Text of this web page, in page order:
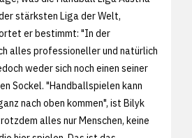
stärksten Liga der Welt,
er bestimmt: "In der
alles professioneller und natürlich
weder sich noch einen seiner
Sockel. "Handballspielen kann
nach oben kommen", ist Bilyk
alles nur Menschen, keine